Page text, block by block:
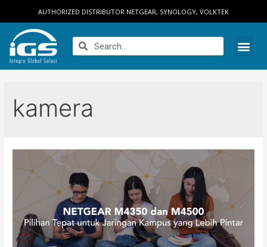
AUTHORIZED DISTRIBUTOR NETGEAR, SYNOLOGY, VOLKTEK
kamera